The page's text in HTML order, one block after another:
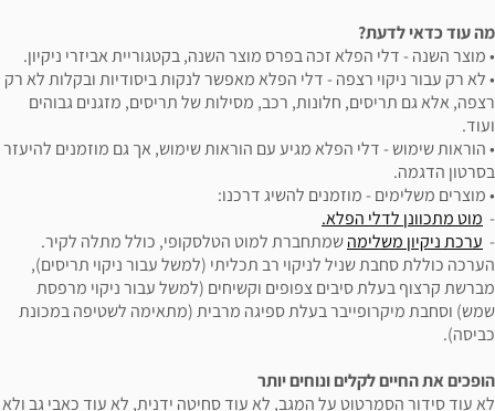
מה עוד כדאי לדעת?
• מוצר השנה - דלי הפלא זכה בפרס מוצר השנה, בקטגוריית אביזרי ניקיון.
• לא רק עבור ניקוי רצפה - דלי הפלא מאפשר לנקות ביסודיות ובקלות לא רק
רצפה, אלא גם תריסים, חלונות, רכב, מסילות של תריסים, מזגנים גבוהים
ועוד.
• הוראות שימוש - דלי הפלא מגיע עם הוראות שימוש, אך גם מוזמנים להיעזר
בסרטון הדגמה.
• מוצרים משלימים - מוזמנים להשיג דרכנו:
- מוט מתכוונן לדלי הפלא.
- ערכת ניקיון משלימהשמתחברת למוט הטלסקופי, כולל מתלה לקיר.
הערכה כוללת סחבת שניל לניקוי רב תכליתי (למשל עבור ניקוי תריסים),
מברשת קרצוף בעלת סיבים צפופים וקשיחים (למשל עבור ניקוי מרפסת
שמש) וסחבת מיקרופייבר בעלת ספיגה מרבית (מתאימה לשטיפה במכונת
כביסה).
הופכים את החיים לקלים ונוחים יותר
לא עוד סידור הסמרטוט על המגב, לא עוד סחיטה ידנית, לא עוד כאבי גב ולא